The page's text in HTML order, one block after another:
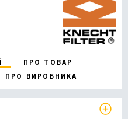
ПРО ТОВАР
ПРО ВИРОБНИКА